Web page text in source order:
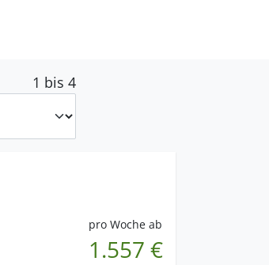
1 bis 4
pro Woche ab
1.557 €